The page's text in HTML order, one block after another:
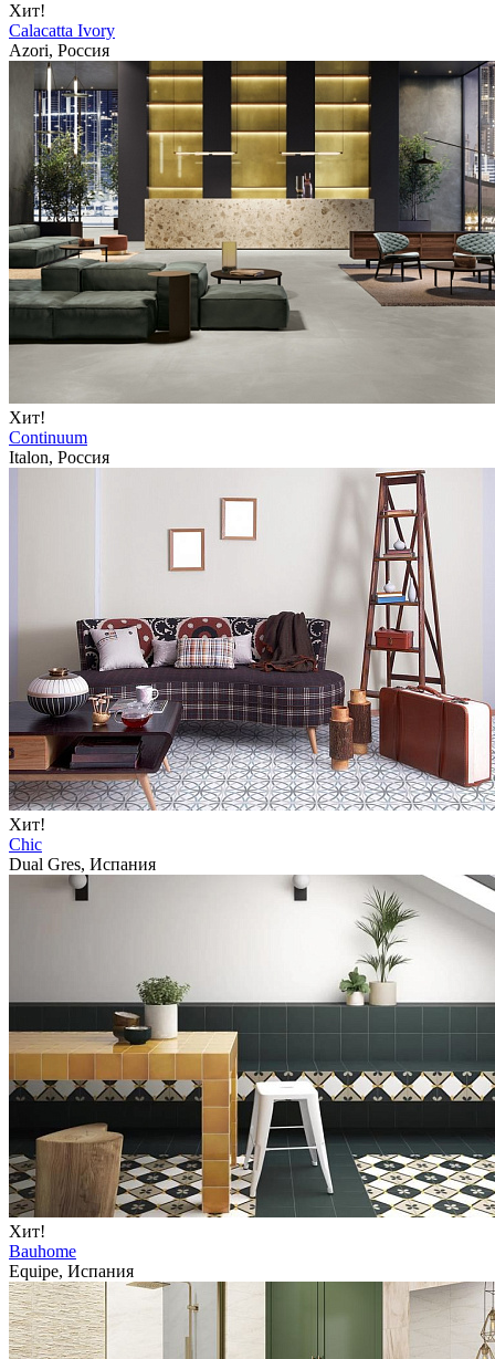
Хит!
Calacatta Ivory
Azori, Россия
Хит!
Continuum
Italon, Россия
Хит!
Chic
Dual Gres, Испания
Хит!
Bauhome
Equipe, Испания